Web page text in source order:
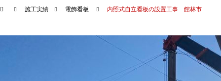
施工実績 電飾看板 内照式自立看板の設置工事 館林市